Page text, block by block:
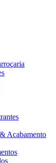
Acabamento